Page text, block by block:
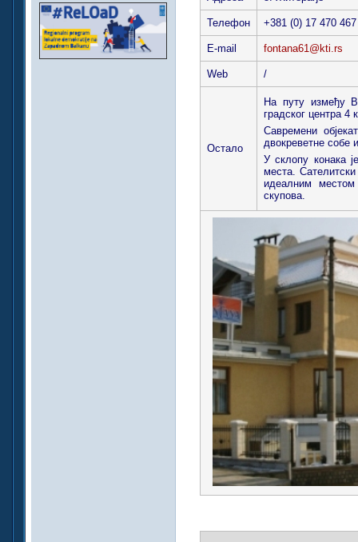
Телефон +381 (0) 17 470 467
E-mail fontana61@kti.rs
Web /
Остало
На путу између
градског центра 4
Савремени
двокреветне собе
У склопу конака
места.
идеалним
скупова.